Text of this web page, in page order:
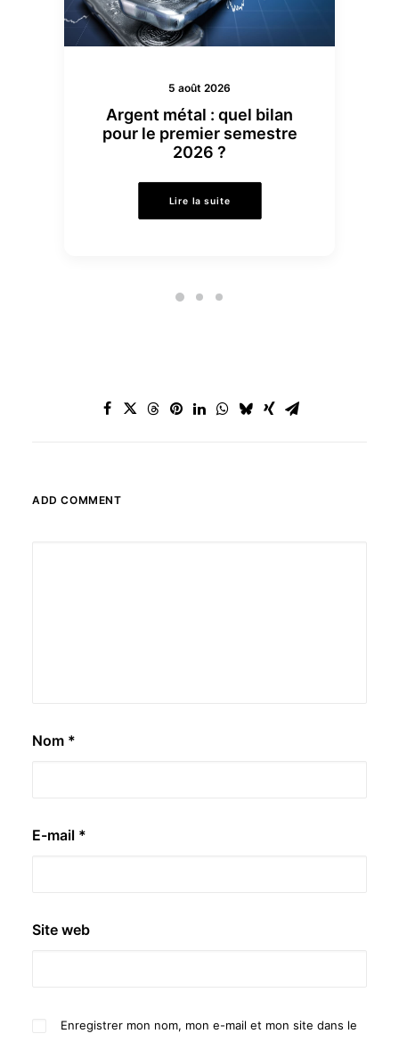
5 août 2026
Argent métal : quel bilan
pour le premier semestre
2026 ?
Lire la suite
ADD COMMENT
Nom *
E-mail *
Site web
Enregistrer mon nom, mon e-mail et mon site dans le